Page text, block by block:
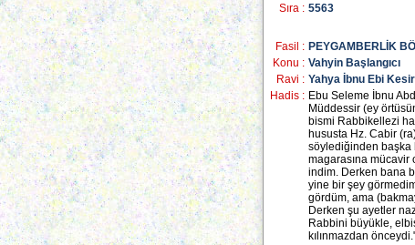
Sıra : 5563
Fasil : PEYGAMBERLİK
Konu : Vahyin Başlangıcı
Ravi : Yahya İbnu Ebi Kesir
Hadis : Ebu Seleme İbnu
Müddessir (ey
bismi Rabbikellezi
hususta Hz. Cabir
söylediğinden başka
magarasına mücavir
indim. Derken bana
yine bir şey
gördüm, ama
Derken şu ayetler
Rabbini büyükle,
kılınmazdan